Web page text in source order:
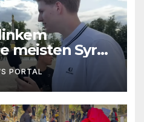
meisten Syrer
der
PORTAL